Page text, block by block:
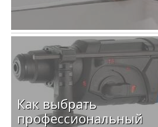
Как выбрать
профессиональный